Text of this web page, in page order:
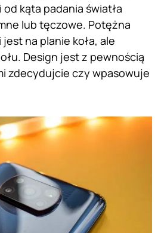
kąta padania światła
lub tęczowe. Potężna
na planie koła, ale
Design jest z pewnością
zdecydujcie czy wpasowuje